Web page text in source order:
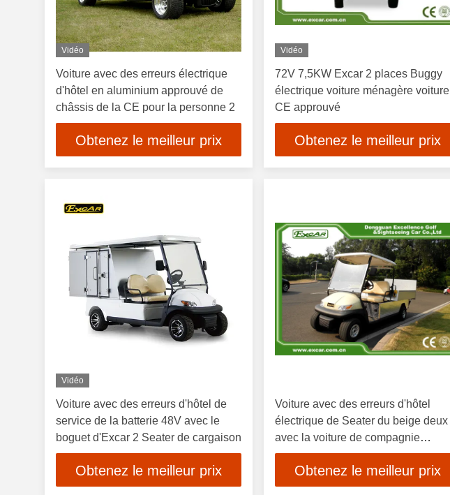
Vidéo
Voiture avec des erreurs électrique
d'hôtel en aluminium approuvé de
châssis de la CE pour la personne 2
Obtenez le meilleur prix
Vidéo
72V 7,5KW Excar 2 places Buggy
électrique voiture ménagère voiture
CE approuvé
Obtenez le meilleur prix
Vidéo
Voiture avec des erreurs d'hôtel de
service de la batterie 48V avec le
boguet d'Excar 2 Seater de cargaison
Obtenez le meilleur prix
Voiture avec des erreurs d'hôtel
électrique de Seater du beige deux
avec la voiture de compagnie
d'électricité de moteur de la
cargaison CDA 48V
Obtenez le meilleur prix